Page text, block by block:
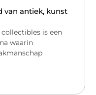
van antiek, kunst
is een
waarin